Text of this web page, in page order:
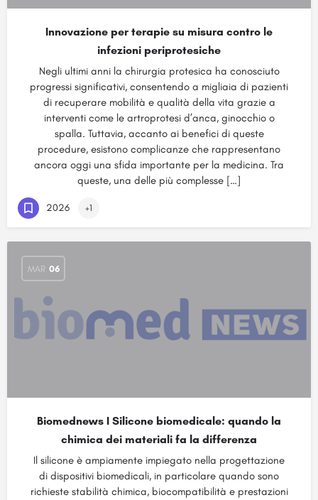
Innovazione per terapie su misura contro le
infezioni periprotesiche
Negli ultimi anni la chirurgia protesica ha conosciuto
progressi significativi, consentendo a migliaia di pazienti
di recuperare mobilità e qualità della vita grazie a
interventi come le artroprotesi d’anca, ginocchio o
spalla. Tuttavia, accanto ai benefici di queste
procedure, esistono complicanze che rappresentano
ancora oggi una sfida importante per la medicina. Tra
queste, una delle più complesse […]
2026 +1
MAR 06
Biomednews I Silicone biomedicale: quando la
chimica dei materiali fa la differenza
Il silicone è ampiamente impiegato nella progettazione
di dispositivi biomedicali, in particolare quando sono
richieste stabilità chimica, biocompatibilità e prestazioni